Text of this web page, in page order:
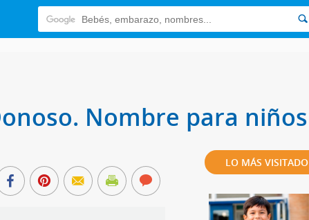
Nombre para niños
LO MÁS VISITADO